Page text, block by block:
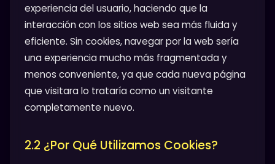
experiencia del usuario, haciendo que la
interacción con los sitios web sea más fluida y
eficiente. Sin cookies, navegar por la web sería
una experiencia mucho más fragmentada y
menos conveniente, ya que cada nueva página
que visitara lo trataría como un visitante
completamente nuevo.
2.2 ¿Por Qué Utilizamos Cookies?